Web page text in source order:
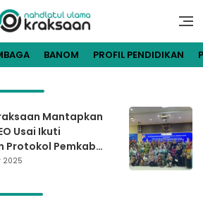
NU Kraksaan
Resmi Pengurus
BANOM PROFIL PENDIDIKAN
Mantapkan
Usai Ikuti
Protokol Pemkab
2025